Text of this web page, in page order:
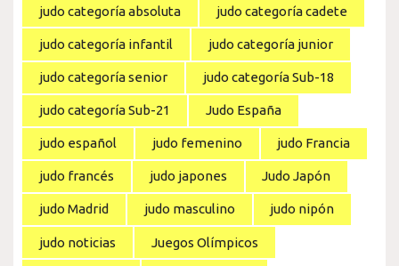
judo categoría absoluta judo categoría cadete
judo categoría infantil judo categoría junior
judo categoría senior judo categoría Sub-18
judo categoría Sub-21 Judo España
judo español judo femenino judo Francia
judo francés judo japones Judo Japón
judo Madrid judo masculino judo nipón
judo noticias Juegos Olímpicos